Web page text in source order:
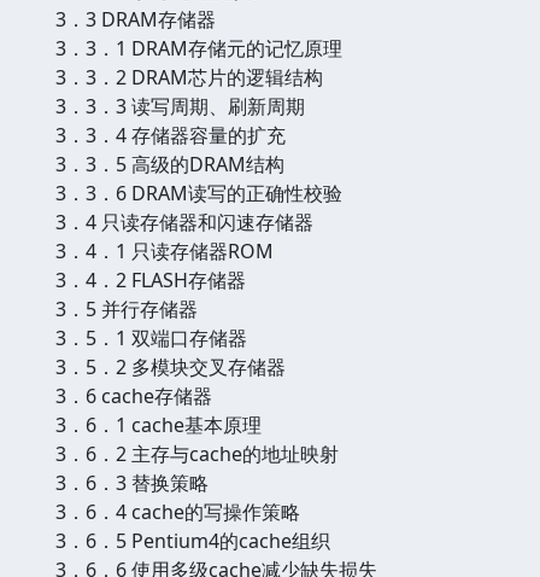
3．3 DRAM存储器
3．3．1 DRAM存储元的记忆原理
3．3．2 DRAM芯片的逻辑结构
3．3．3 读写周期、刷新周期
3．3．4 存储器容量的扩充
3．3．5 高级的DRAM结构
3．3．6 DRAM读写的正确性校验
3．4 只读存储器和闪速存储器
3．4．1 只读存储器ROM
3．4．2 FLASH存储器
3．5 并行存储器
3．5．1 双端口存储器
3．5．2 多模块交叉存储器
3．6 cache存储器
3．6．1 cache基本原理
3．6．2 主存与cache的地址映射
3．6．3 替换策略
3．6．4 cache的写操作策略
3．6．5 Pentium4的cache组织
3．6．6 使用多级cache减少缺失损失